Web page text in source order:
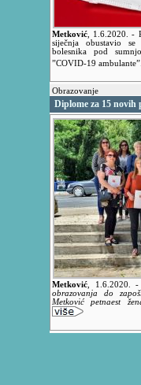
Metković 1.6.2020.-
siječnja obustavio
bolesnika pod
”COVID-19
Obrazovanje
Diplome za 15
Metković 1.6.2020.-
obrazovanja do
Metković petnaest